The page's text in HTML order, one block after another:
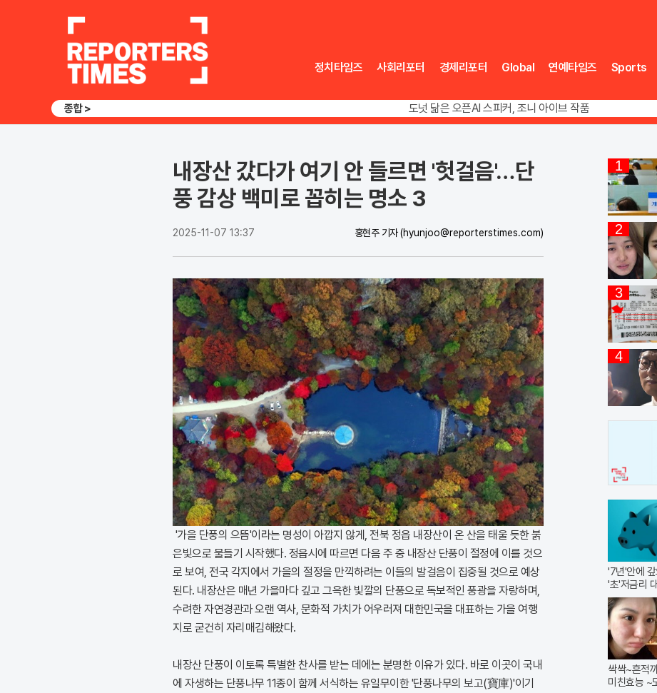
정치타임즈
사회리포터 경제리포터 Global 연예타임즈 Sports
종합 >
도넛 닮은 오픈AI 스피커, 조니 아이브 작품
아파트 방에서 들린 쉭쉭 소리‥코브라였다
내장산 갔다가 여기 안 들르면 '헛걸음'…단
풍 감상 백미로 꼽히는 명소 3
2025-11-07 13:37 홍현주 기자 (hyunjoo@reporterstimes.com)
'가을 단풍의 으뜸'이라는 명성이 아깝지 않게, 전북 정읍 내장산이 온 산을 태울 듯한 붉
은빛으로 물들기 시작했다. 정읍시에 따르면 다음 주 중 내장산 단풍이 절정에 이를 것으
로 보여, 전국 각지에서 가을의 절정을 만끽하려는 이들의 발걸음이 집중될 것으로 예상
된다. 내장산은 매년 가을마다 깊고 그윽한 빛깔의 단풍으로 독보적인 풍광을 자랑하며,
수려한 자연경관과 오랜 역사, 문화적 가치가 어우러져 대한민국을 대표하는 가을 여행
지로 굳건히 자리매김해왔다.
내장산 단풍이 이토록 특별한 찬사를 받는 데에는 분명한 이유가 있다. 바로 이곳이 국내
에 자생하는 단풍나무 11종이 함께 서식하는 유일무이한 '단풍나무의 보고(寶庫)'이기
1
2
3
4
'7년'안에
'초'저금리
싹싹~흔적
미친효능 ~